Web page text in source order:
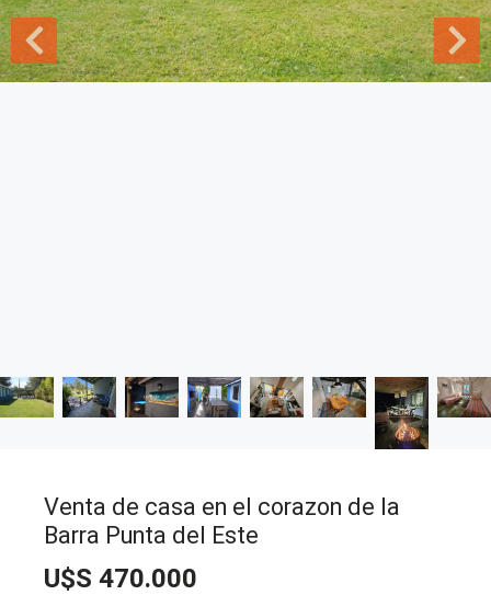
Venta de casa en el corazon de la
Barra Punta del Este
U$S 470.000